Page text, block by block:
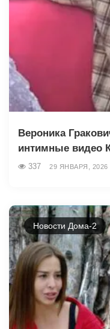
Вероника
интимные видео
337 29 ЯНВАРЯ, 2026
Новости Дома-2